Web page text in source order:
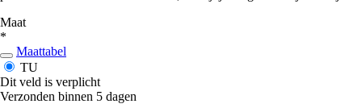
Maat
*
Maattabel
TU
Dit veld is verplicht
Verzonden binnen 5 dagen